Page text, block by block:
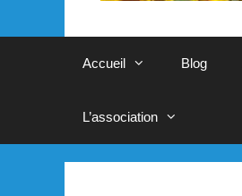
Accueil Blog
L’association